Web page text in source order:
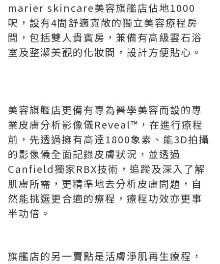
marier skincare美容旗艦店佔地1000
呎，設有4間舒適寬敞的獨立美容療程房
間，包括雙人貴賓房，兼備有高級雲石浴
室及整潔美觀的化妝間，設計方便貼心。
美容旗艦店更備有專為醫學美容而設的專
業皮膚分析影像儀Reveal™，在進行療程
前，先透過擁有高逹1800象素、能3D拍攝
的影像儀全面記錄皮膚狀況，並透過
Canfield獨家RBX技術，追蹤及深入了解
肌膚所需，更精準地去分析皮膚問題，自
然能挑選更合適的療程，療程功效亦更事
半功倍。
旗艦店的另一賣點是活膚淨肌再生療程，